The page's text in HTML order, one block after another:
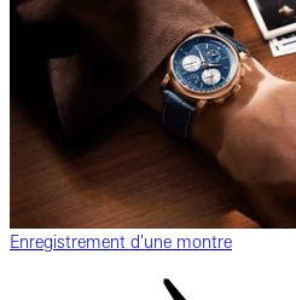
Enregistrement d'une montre